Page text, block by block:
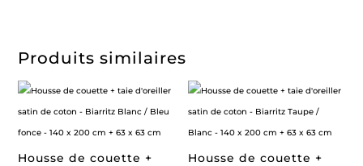
Produits similaires
Housse de couette +
Housse de couette +